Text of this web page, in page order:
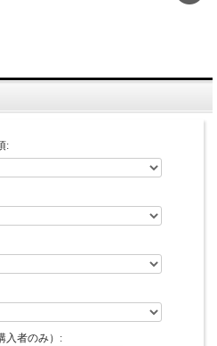
:
入者のみ）: